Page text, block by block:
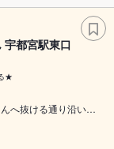
宇都宮駅東口
★
へ抜ける通り沿い…